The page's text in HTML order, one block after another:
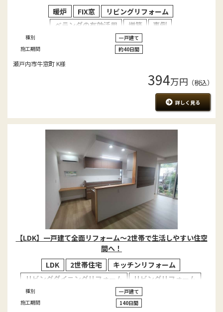
暖炉
FIX窓
リビングリフォーム
ベランダの有効活用
増築 事例
種別
一戸建て
施工期間
約40日間
瀬戸内市牛窓町 K様
394万円 （税込）
詳しく見る
【LDK】一戸建て全面リフォーム～2世帯で生活しやすい住空
間へ！
LDK
2世帯住宅
キッチンリフォーム
リビングダイニングリフォーム
リビングリフォーム
実家リフォーム
事例
種別
一戸建て
施工期間
140日間